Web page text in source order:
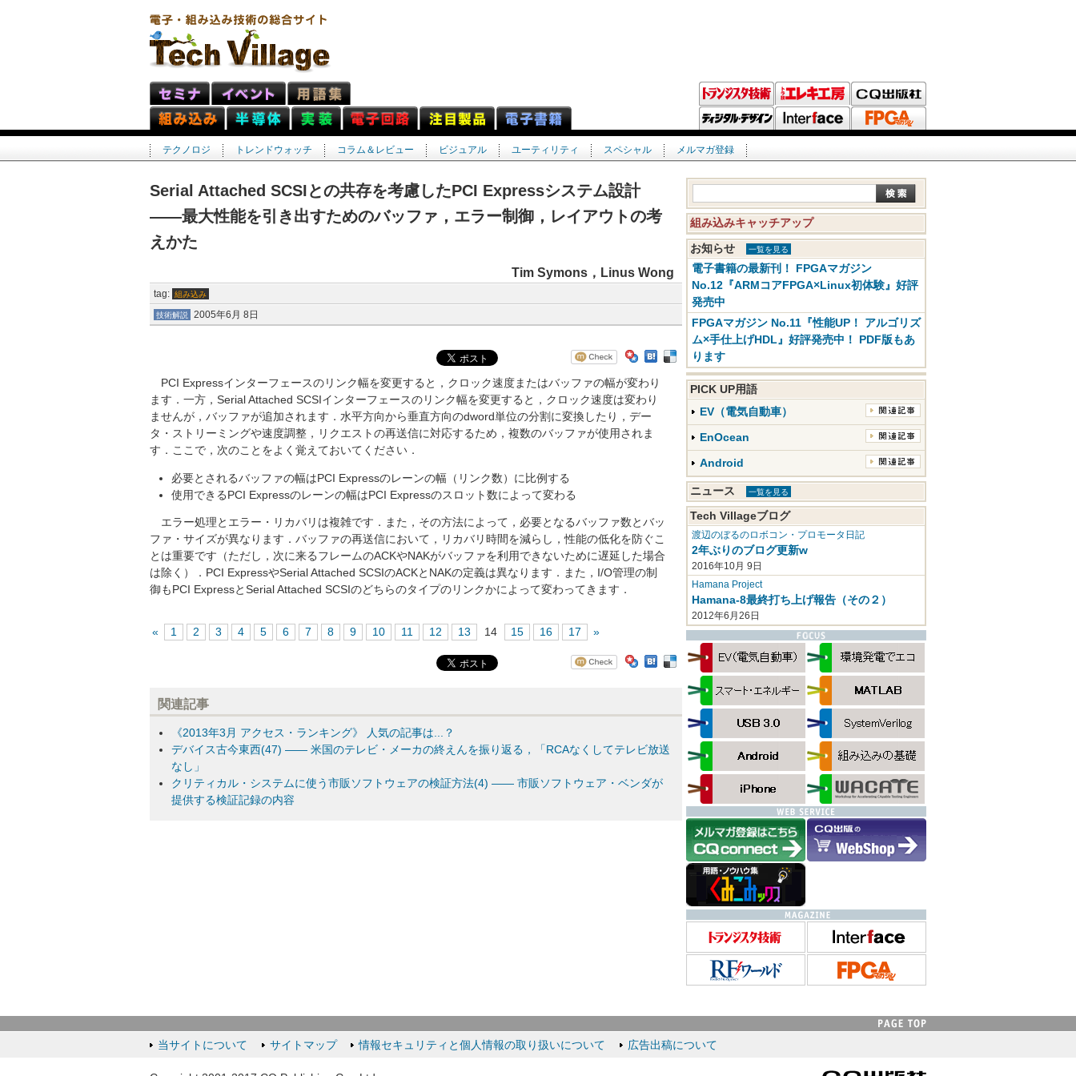
テクノロジ トレンドウォッチ コラム＆レビュー ビジュアル ユーティリティ スペシャル メルマガ登録
Serial Attached SCSIとの共存を考慮したPCI Expressシステム設計
――最大性能を引き出すためのバッファ，エラー制御，レイアウトの考
えかた
Tim Symons，Linus Wong
tag: 組み込み
技術解説 2005年6月 8日
PCI Expressインターフェースのリンク幅を変更すると，クロック速度またはバッファの幅が変わり
ます．一方，Serial Attached SCSIインターフェースのリンク幅を変更すると，クロック速度は変わり
ませんが，バッファが追加されます．水平方向から垂直方向のdword単位の分割に変換したり，デー
タ・ストリーミングや速度調整，リクエストの再送信に対応するため，複数のバッファが使用されま
す．ここで，次のことをよく覚えておいてください．
必要とされるバッファの幅はPCI Expressのレーンの幅（リンク数）に比例する
使用できるPCI Expressのレーンの幅はPCI Expressのスロット数によって変わる
エラー処理とエラー・リカバリは複雑です．また，その方法によって，必要となるバッファ数とバッ
ファ・サイズが異なります．バッファの再送信において，リカバリ時間を減らし，性能の低化を防ぐこ
とは重要です（ただし，次に来るフレームのACKやNAKがバッファを利用できないために遅延した場合
は除く）．PCI ExpressやSerial Attached SCSIのACKとNAKの定義は異なります．また，I/O管理の制
御もPCI ExpressとSerial Attached SCSIのどちらのタイプのリンクかによって変わってきます．
« 1 2 3 4 5 6 7 8 9 10 11 12 13 14 15 16 17 »
関連記事
《2013年3月 アクセス・ランキング》 人気の記事は...？
デバイス古今東西(47) ―― 米国のテレビ・メーカの終えんを振り返る，「RCAなくしてテレビ放送
なし」
クリティカル・システムに使う市販ソフトウェアの検証方法(4) ―― 市販ソフトウェア・ベンダが
提供する検証記録の内容
組み込みキャッチアップ
お知らせ 一覧を見る
電子書籍の最新刊！ FPGAマガジン
No.12『ARMコアFPGA×Linux初体験』好評
発売中
FPGAマガジン No.11『性能UP！ アルゴリズ
ム×手仕上げHDL』好評発売中！ PDF版もあ
ります
PICK UP用語
EV（電気自動車）
EnOcean
Android
ニュース 一覧を見る
Tech Villageブログ
渡辺のぼるのロボコン・プロモータ日記
2年ぶりのブログ更新w
2016年10月 9日
Hamana Project
Hamana-8最終打ち上げ報告（その２）
2012年6月26日
当サイトについて サイトマップ 情報セキュリティと個人情報の取り扱いについて 広告出稿について